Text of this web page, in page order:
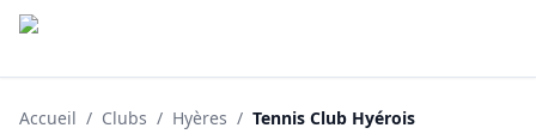
Accueil / Clubs / Hyères / Tennis Club Hyérois